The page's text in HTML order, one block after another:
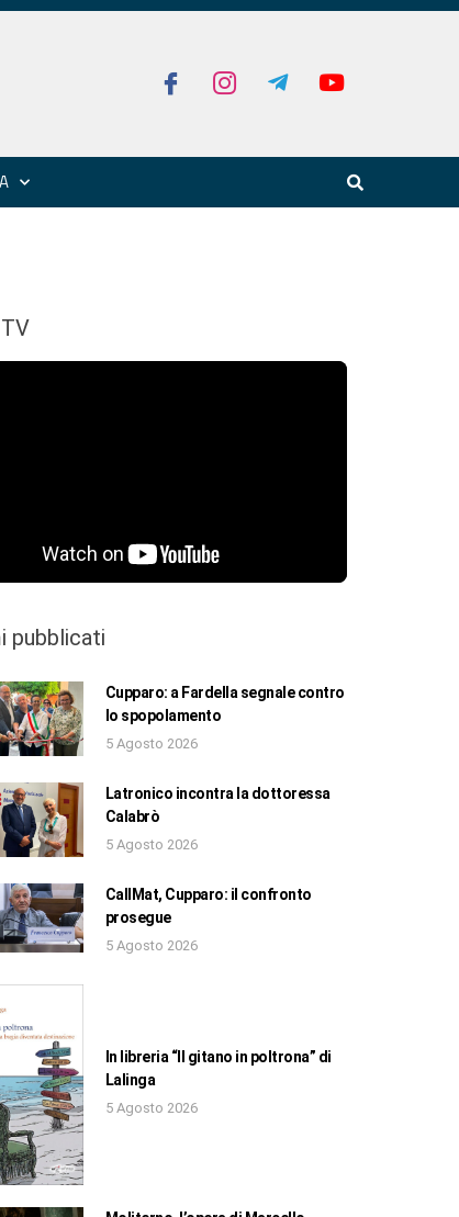
pubblicati
Cupparo: a Fardella segnale contro
lo spopolamento
5 Agosto 2026
Latronico incontra la dottoressa
Calabrò
5 Agosto 2026
CallMat, Cupparo: il confronto
prosegue
5 Agosto 2026
In libreria “Il gitano in poltrona” di
Lalinga
5 Agosto 2026